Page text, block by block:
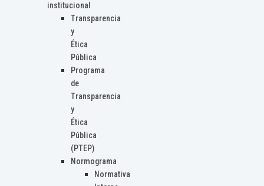
institucional
Transparencia
y
Ética
Pública
Programa
de
Transparencia
y
Ética
Pública
(PTEP)
Normograma
Normativa